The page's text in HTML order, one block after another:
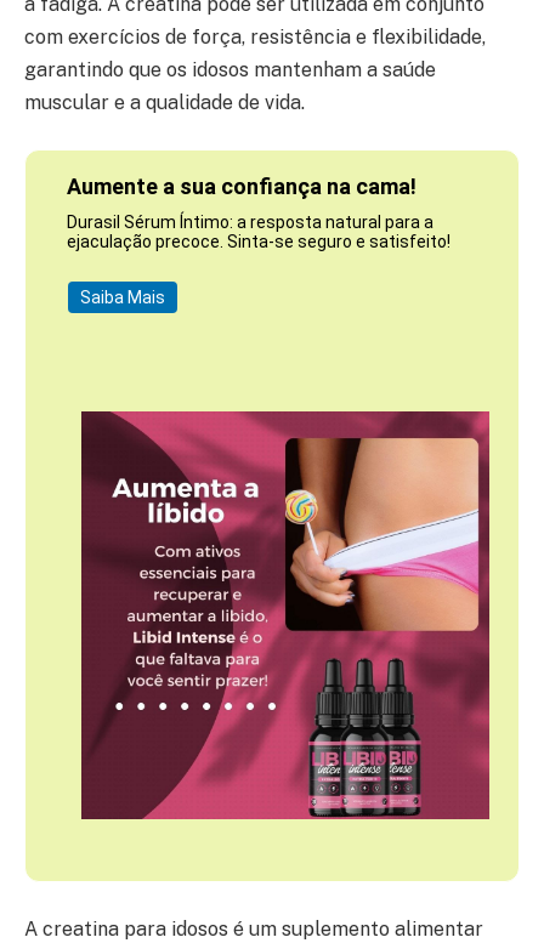
com exercícios de força, resistência e flexibilidade,
garantindo que os idosos mantenham a saúde
muscular e a qualidade de vida.
Aumente a sua confiança na cama!
Durasil Sérum Íntimo: a resposta natural para a
ejaculação precoce. Sinta-se seguro e satisfeito!
Saiba Mais
A creatina para idosos é um suplemento alimentar